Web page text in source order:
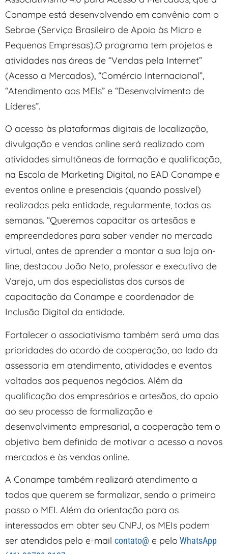
Conampe está desenvolvendo em convênio com o
Sebrae (Serviço Brasileiro de Apoio às Micro e
Pequenas Empresas).O programa tem projetos e
atividades nas áreas de “Vendas pela Internet”
(Acesso a Mercados), “Comércio Internacional”,
“Atendimento aos MEIs” e “Desenvolvimento de
Líderes”.
O acesso às plataformas digitais de localização,
divulgação e vendas online será realizado com
atividades simultâneas de formação e qualificação,
na Escola de Marketing Digital, no EAD Conampe e
eventos online e presenciais (quando possível)
realizados pela entidade, regularmente, todas as
semanas. “Queremos capacitar os artesãos e
empreendedores para saber vender no mercado
virtual, antes de aprender a montar a sua loja on-
line, destacou João Neto, professor e executivo de
Varejo, um dos especialistas dos cursos de
capacitação da Conampe e coordenador de
Inclusão Digital da entidade.
Fortalecer o associativismo também será uma das
prioridades do acordo de cooperação, ao lado da
assessoria em atendimento, atividades e eventos
voltados aos pequenos negócios. Além da
qualificação dos empresários e artesãos, do apoio
ao seu processo de formalização e
desenvolvimento empresarial, a cooperação tem o
objetivo bem definido de motivar o acesso a novos
mercados e às vendas online.
A Conampe também realizará atendimento a
todos que querem se formalizar, sendo o primeiro
passo o MEI. Além da orientação para os
interessados em obter seu CNPJ, os MEIs podem
ser atendidos pelo e-mail contato@ e pelo WhatsApp